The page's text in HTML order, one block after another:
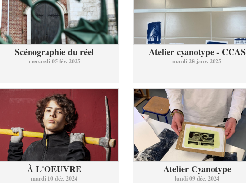
Scénographie du réel
mercredi 05 fév. 2025
Atelier cyanotype - CCAS
mardi 28 janv. 2025
À L'OEUVRE
mardi 10 déc. 2024
Atelier Cyanotype
lundi 09 déc. 2024